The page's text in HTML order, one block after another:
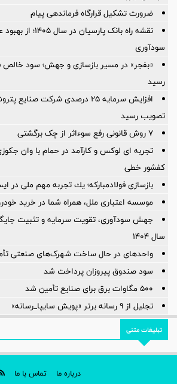
ضرورت تشكیل قرارگاه فرماندهی پیام
نقشه راه بانک پارسیان
سودآوری
رسید
افزایش سرمایه ۲۵ درصدی شرکت
تصویب رسید
۷ روش قانونی رفع سوء‌اثر از چک برگشتی
تجربه ای لوکس و کارآمد در حمام با وان
کفشور خطی
بازسازی فولادمباركه؛ یك تجربه مهم ملی در
موسسه اعتباری ملل، همراه شما در خرید
جهش سودآوری، تقویت سرمایه و تثبیت
سال ۱۴۰۴
واحدهای در حال ساخت شهرک‌های صنعتی
سود صندوق پیروزان پرداخت شد
۵۰۰ مگاوات برق برای صنایع تأمین شد
تجلیل از ۹ رسانه برتر «پویش سایپا_رسانه»
تبلیغات متنی
درباره ما
تماس با ما